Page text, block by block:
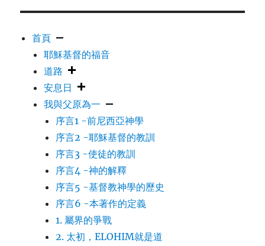
首頁
耶穌基督的福音
道路
安息日
我與父原為一
序言1 -前尼西亞神學
序言2 -耶穌基督的教訓
序言3 -使徒的教訓
序言4 -神的解釋
序言5 -基督教神學的歷史
序言6 -本著作的定義
1. 屬界的爭戰
2. 太初，ELOHIM就是道